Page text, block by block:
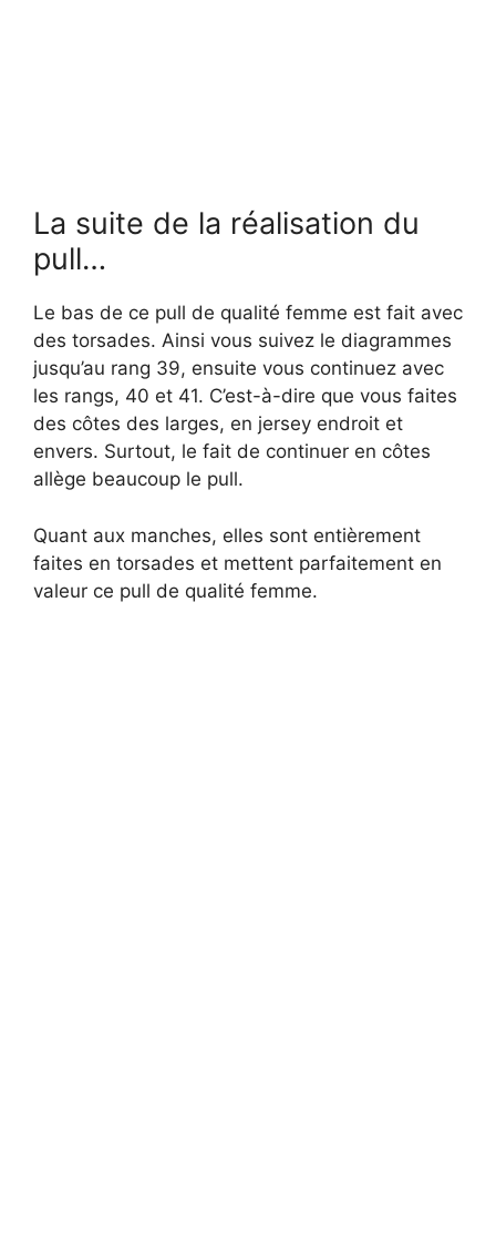
La suite de la réalisation du
pull…
Le bas de ce pull de qualité femme est fait avec
des torsades. Ainsi vous suivez le diagrammes
jusqu’au rang 39, ensuite vous continuez avec
les rangs, 40 et 41. C’est-à-dire que vous faites
des côtes des larges, en jersey endroit et
envers. Surtout, le fait de continuer en côtes
allège beaucoup le pull.
Quant aux manches, elles sont entièrement
faites en torsades et mettent parfaitement en
valeur ce pull de qualité femme.